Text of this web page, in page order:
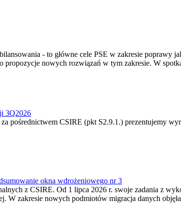
- to główne cele PSE w zakresie poprawy
nowych rozwiązań w tym zakresie. W
3Q2026
pośrednictwem CSIRE (pkt S2.9.1.) prezentujemy
okna wdrożeniowego nr 3
z CSIRE. Od 1 lipca 2026 r. swoje zadania z
W zakresie nowych podmiotów migracja danych